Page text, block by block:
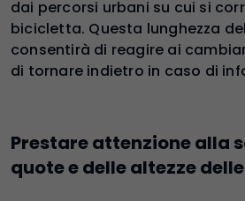
dai percorsi urbani su cui si
bicicletta. Questa lunghezza
consentirà di reagire ai
di tornare indietro in caso di
Prestare attenzione alla
quote e delle altezze